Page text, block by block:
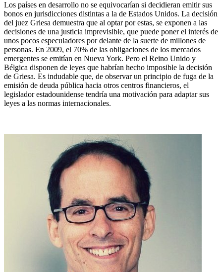
Los países en desarrollo no se equivocarían si decidieran emitir sus
bonos en jurisdicciones distintas a la de Estados Unidos. La decisión
del juez Griesa demuestra que al optar por estas, se exponen a las
decisiones de una justicia imprevisible, que puede poner el interés de
unos pocos especuladores por delante de la suerte de millones de
personas. En 2009, el 70% de las obligaciones de los mercados
emergentes se emitían en Nueva York. Pero el Reino Unido y
Bélgica disponen de leyes que habrían hecho imposible la decisión
de Griesa. Es indudable que, de observar un principio de fuga de la
emisión de deuda pública hacia otros centros financieros, el
legislador estadounidense tendría una motivación para adaptar sus
leyes a las normas internacionales.